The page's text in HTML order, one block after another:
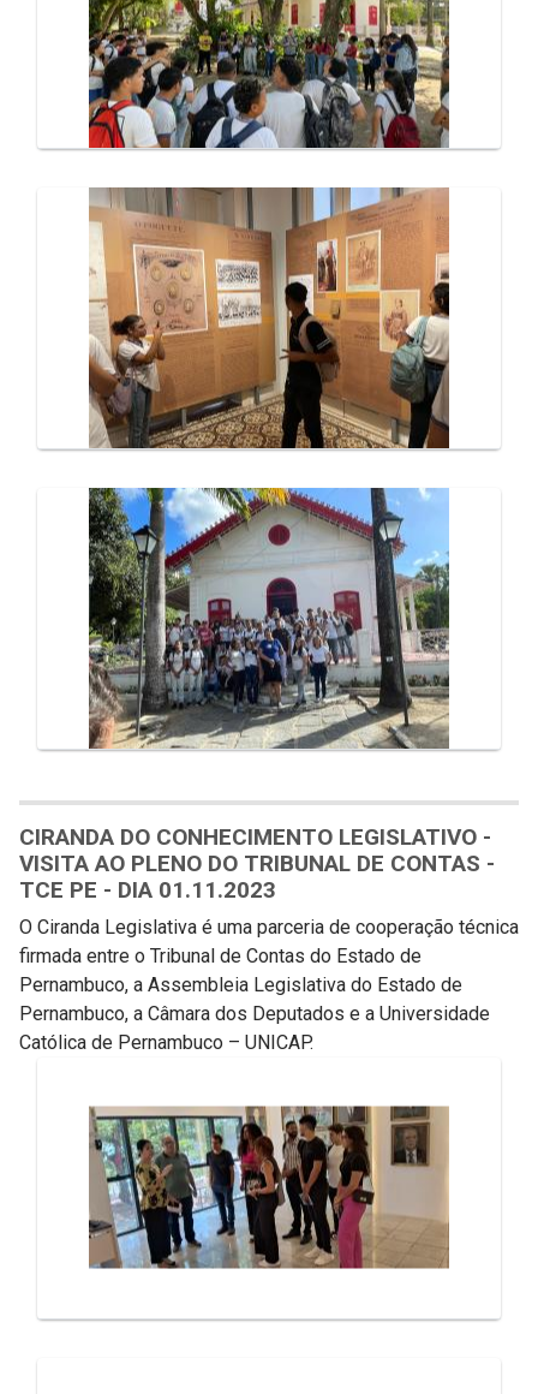
CIRANDA DO CONHECIMENTO LEGISLATIVO -
VISITA AO PLENO DO TRIBUNAL DE CONTAS -
TCE PE - DIA 01.11.2023
O Ciranda Legislativa é uma parceria de cooperação técnica
firmada entre o Tribunal de Contas do Estado de
Pernambuco, a Assembleia Legislativa do Estado de
Pernambuco, a Câmara dos Deputados e a Universidade
Católica de Pernambuco – UNICAP.